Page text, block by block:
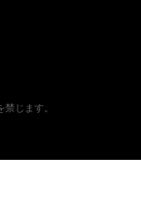
じます。